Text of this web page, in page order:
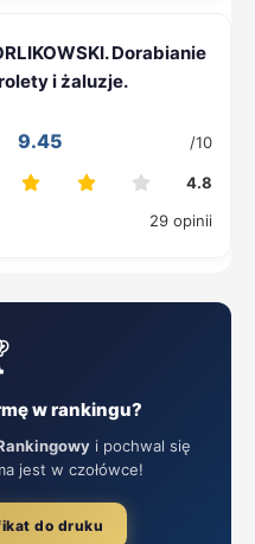
9.45 /10
4.8
29 opinii
w rankingu?
i pochwal się
jest w czołówce!
do druku